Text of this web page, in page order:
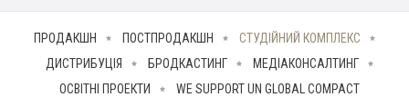
ПРОДАКШН ПОСТПРОДАКШН
СТУДІЙНИЙ КОМПЛЕКС
ДИСТРИБУЦІЯ
БРОДКАСТИНГ
МЕДІАКОНСАЛТИНГ
ОСВІТНІ ПРОЕКТИ
WE SUPPORT UN GLOBAL COMPACT